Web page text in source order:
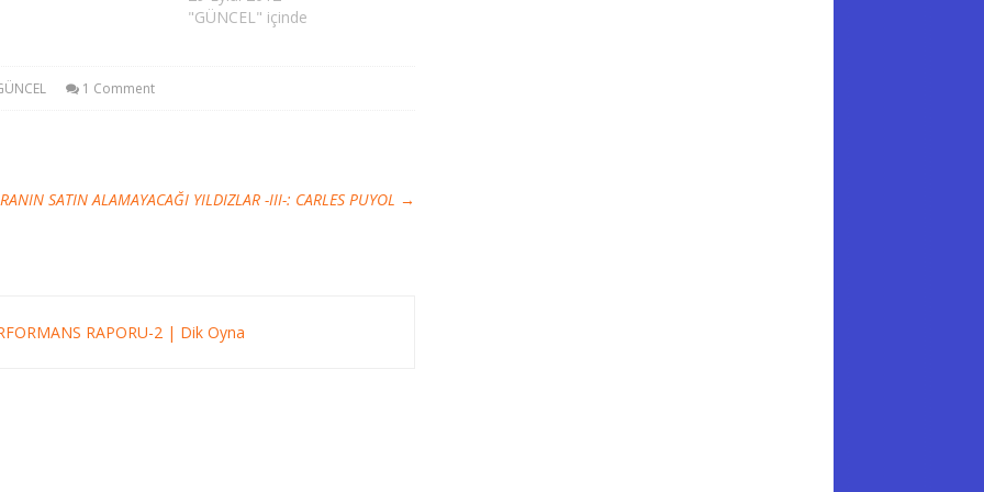
"GÜNCEL" içinde
1 Comment
SATIN ALAMAYACAĞI YILDIZLAR -III-: CARLES PUYOL →
RAPORU-2 | Dik Oyna